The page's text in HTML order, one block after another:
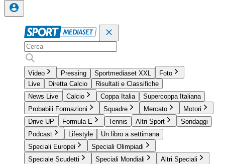
Video Pressing Sportmediaset XXL
Foto
Live
Diretta Calcio
Risultati e Classifiche
News Live
Calcio Coppa Italia
Supercoppa Italiana
Probabili Formazioni
Squadre Mercato
Motori
Drive UP
Formula E Tennis Altri Sport
Sondaggi
Podcast
Lifestyle
Un libro a settimana
Speciali Europei
Speciali Olimpiadi
Speciale Scudetti
Speciali Mondiali Altri Speciali